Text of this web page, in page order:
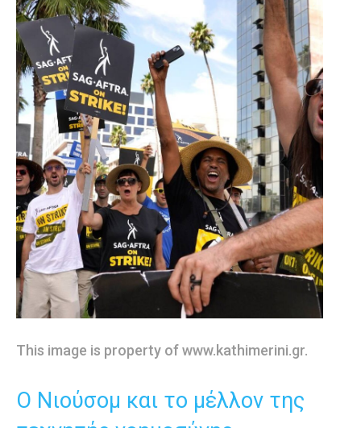
This image is property of www.kathimerini.gr.
Ο Νιούσομ και το μέλλον της